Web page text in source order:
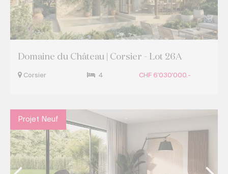
Domaine du Château | Corsier - Lot 26A
Corsier 4 CHF 6'030'000.-
Projet Neuf